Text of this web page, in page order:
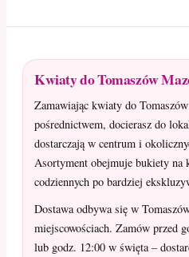
Kwiaty do Tomaszów
Zamawiając kwiaty do
pośrednictwem, docierasz do
dostarczają w centrum i
Asortyment obejmuje bukiety na
codziennych po bardziej
Dostawa odbywa się w
miejscowościach. Zamów przed
lub godz. 12:00 w święta –